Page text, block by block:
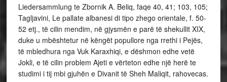
Liedersammlung te Zbornik A. Beliq, faqe 40, 41; 103, 105;
Tagljavini, Le pallate albanesi di tipo zhego orientale, f. 50-
52 etj., të cilin mendim, në gjysmën e parë të shekullit XIX,
duke u mbështetur në këngët popullore nga rrethi i Pejës,
të mbledhura nga Vuk Karaxhiqi, e dëshmon edhe vetë
Jokli, e të cilin problem Ajeti e vërteton edhe një herë te
studimi i tij mbi gjuhën e Divanit të Sheh Maliqit, rahovecas.